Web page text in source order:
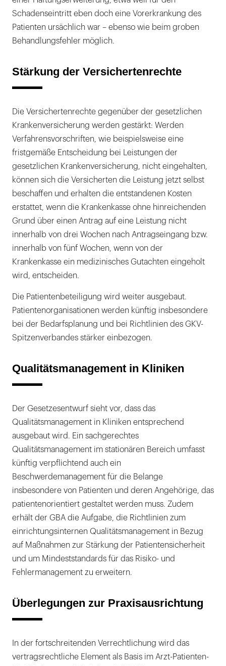
Schadenseintritt eben doch eine Vorerkrankung des
Patienten ursächlich war – ebenso wie beim groben
Behandlungsfehler möglich.
Stärkung der Versichertenrechte
Die Versichertenrechte gegenüber der gesetzlichen
Krankenversicherung werden gestärkt: Werden
Verfahrensvorschriften, wie beispielsweise eine
fristgemäße Entscheidung bei Leistungen der
gesetzlichen Krankenversicherung, nicht eingehalten,
können sich die Versicherten die Leistung jetzt selbst
beschaffen und erhalten die entstandenen Kosten
erstattet, wenn die Krankenkasse ohne hinreichenden
Grund über einen Antrag auf eine Leistung nicht
innerhalb von drei Wochen nach Antragseingang bzw.
innerhalb von fünf Wochen, wenn von der
Krankenkasse ein medizinisches Gutachten eingeholt
wird, entscheiden.
Die Patientenbeteiligung wird weiter ausgebaut.
Patientenorganisationen werden künftig insbesondere
bei der Bedarfsplanung und bei Richtlinien des GKV-
Spitzenverbandes stärker einbezogen.
Qualitätsmanagement in Kliniken
Der Gesetzesentwurf sieht vor, dass das
Qualitätsmanagement in Kliniken entsprechend
ausgebaut wird. Ein sachgerechtes
Qualitätsmanagement im stationären Bereich umfasst
künftig verpflichtend auch ein
Beschwerdemanagement für die Belange
insbesondere von Patienten und deren Angehörige, das
patientenorientiert gestaltet werden muss. Zudem
erhält der GBA die Aufgabe, die Richtlinien zum
einrichtungsinternen Qualitätsmanagement in Bezug
auf Maßnahmen zur Stärkung der Patientensicherheit
und um Mindeststandards für das Risiko- und
Fehlermanagement zu erweitern.
Überlegungen zur Praxisausrichtung
In der fortschreitenden Verrechtlichung wird das
vertragsrechtliche Element als Basis im Arzt-Patienten-